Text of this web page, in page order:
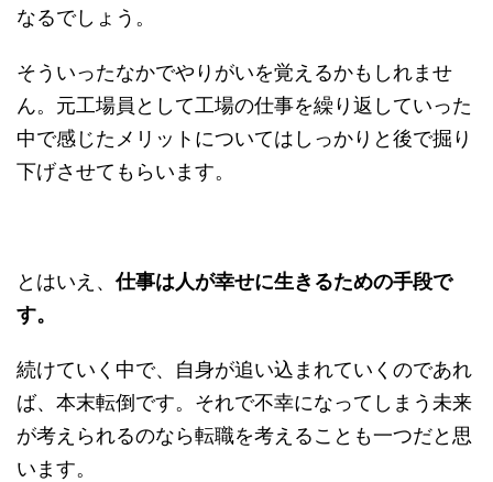
なるでしょう。
そういったなかでやりがいを覚えるかもしれませ
ん。元工場員として工場の仕事を繰り返していった
中で感じたメリットについてはしっかりと後で掘り
下げさせてもらいます。
とはいえ、仕事は人が幸せに生きるための手段で
す。
続けていく中で、自身が追い込まれていくのであれ
ば、本末転倒です。それで不幸になってしまう未来
が考えられるのなら転職を考えることも一つだと思
います。